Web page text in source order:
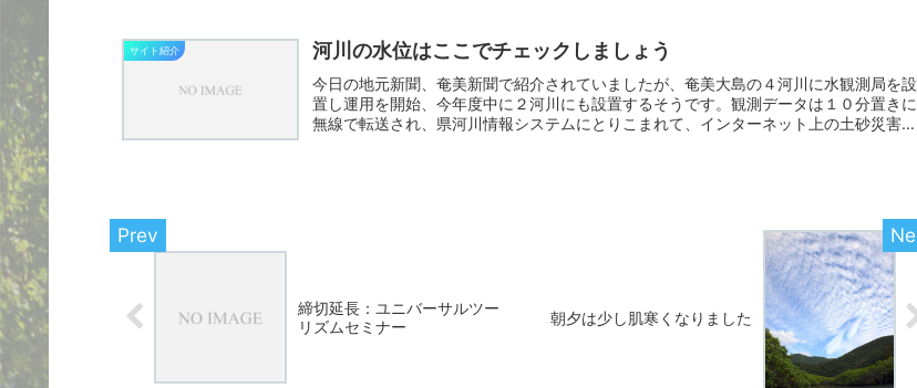
サイト紹介 河川の水位はここでチェックしましょう
今日の地元新聞、奄美新聞で紹介されていましたが、奄美大島の４河川に水観測局を設
置し運用を開始、今年度中に２河川にも設置するそうです。観測データは１０分置きに
無線で転送され、県河川情報システムにとりこまれて、インターネット上の土砂災害発
締切延長：ユニバーサルツー
リズムセミナー
朝夕は少し肌寒くなりました